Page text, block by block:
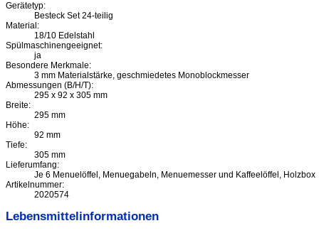
Gerätetyp:
Besteck Set 24-teilig
Material:
18/10 Edelstahl
Spülmaschinengeeignet:
ja
Besondere Merkmale:
3 mm Materialstärke, geschmiedetes Monoblockmesser
Abmessungen (B/H/T):
295 x 92 x 305 mm
Breite:
295 mm
Höhe:
92 mm
Tiefe:
305 mm
Lieferumfang:
Je 6 Menuelöffel, Menuegabeln, Menuemesser und Kaffeelöffel, Holzbox
Artikelnummer:
2020574
Lebensmittelinformationen